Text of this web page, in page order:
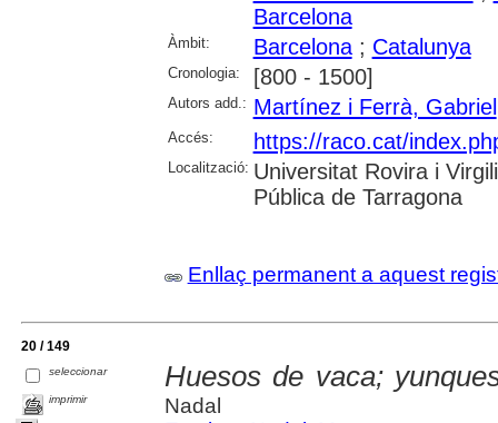
Barcelona
Àmbit: Barcelona; Catalunya
Cronologia: [800 - 1500]
Autors add.: Martínez i Ferrà, Gabriel
Accés: https://raco.cat/
Localització: Universitat Rovira i
Pública de Tarragona
Enllaç permanent a aquest
20 / 149
seleccionar
imprimir
Huesos de vaca;
Nadal